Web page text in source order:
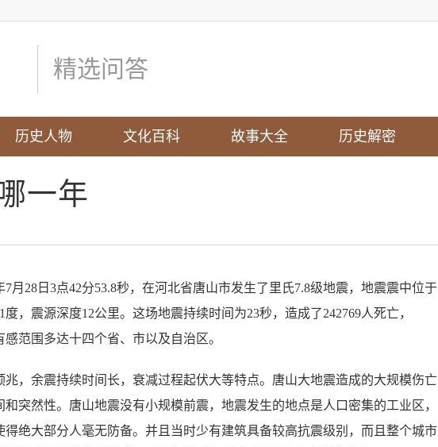
精选问答
历史人物 文化百科 故事大全 历史解密
一年
月28日3点42分53.8秒，在河北省唐山市发生了里氏7.8级地震，地震震中位于
，震源深度12公里。这场地震持续时间为23秒，造成了242769人死亡，
范围多达十四个省、市以及自治区。
兆，余震持续时间长，衰减过程起伏大等特点。唐山大地震造成的大规模伤亡
突然性。唐山地震没有小规模前震，地震发生的地点是人口密集的工业区，
绝大部分人毫无防备。并且当时少有建筑具备较高抗震级别，而且整个城市